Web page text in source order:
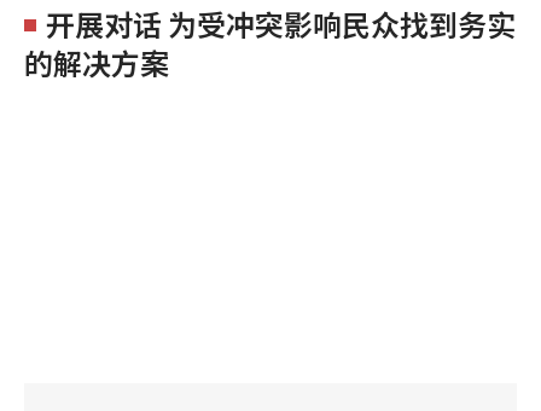
开展对话 为受冲突影响民众找到务实
的解决方案